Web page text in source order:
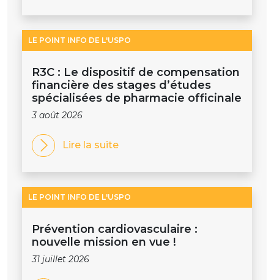
LE POINT INFO DE L'USPO
R3C : Le dispositif de compensation
financière des stages d’études
spécialisées de pharmacie officinale
3 août 2026
Lire la suite
LE POINT INFO DE L'USPO
Prévention cardiovasculaire :
nouvelle mission en vue !
31 juillet 2026